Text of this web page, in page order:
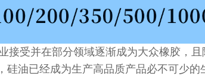
接受并在部分领域逐渐成为大众橡胶，
油已经成为生产高品质产品必不可少的